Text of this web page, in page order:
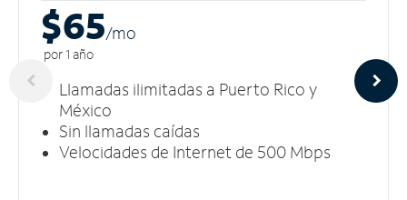
$65/mo
por 1 año
Llamadas ilimitadas a Puerto Rico y
México
Sin llamadas caídas
Velocidades de Internet de 500 Mbps